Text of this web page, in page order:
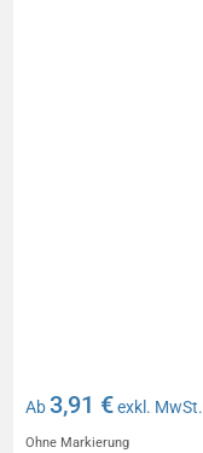
Ab3,91 €exkl. MwSt.
Ohne Markierung